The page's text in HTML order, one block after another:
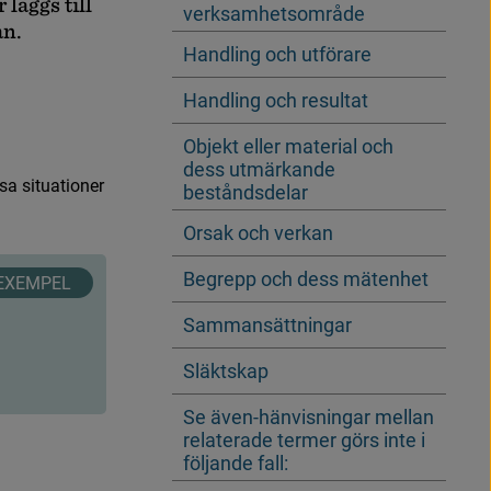
n.
sa situationer
verksamhetsområde
Handling och utförare
Handling och resultat
Objekt eller material och
dess utmärkande
beståndsdelar
Orsak och verkan
Begrepp och dess mätenhet
Sammansättningar
Släktskap
Se även-hänvisningar mellan
relaterade termer görs inte i
följande fall: